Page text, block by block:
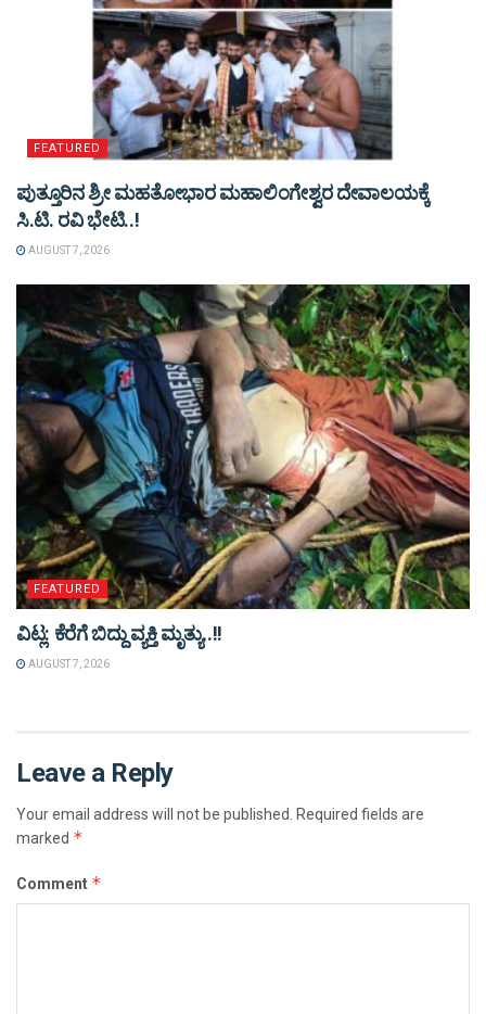
FEATURED
ಪುತ್ತೂರಿನ ಶ್ರೀ ಮಹತೋಭಾರ ಮಹಾಲಿಂಗೇಶ್ವರ ದೇವಾಲಯಕ್ಕೆ
ಸಿ.ಟಿ. ರವಿ ಭೇಟಿ..!
AUGUST 7, 2026
FEATURED
ವಿಟ್ಲ: ಕೆರೆಗೆ ಬಿದ್ದು ವ್ಯಕ್ತಿ ಮೃತ್ಯು..!!
AUGUST 7, 2026
Leave a Reply
Your email address will not be published.
Required fields are
marked *
Comment *